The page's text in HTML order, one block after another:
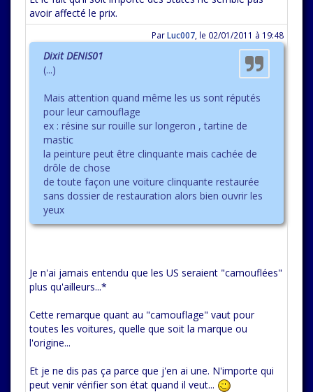
avoir affecté le prix.
ParLuc007 le 02/01/2011 à 19:48
Dixit DENIS01
(...)
Mais attention quand même les us sont réputés
pour leur camouflage
ex : résine sur rouille sur longeron , tartine de
mastic
la peinture peut être clinquante mais cachée de
drôle de chose
de toute façon une voiture clinquante restaurée
sans dossier de restauration alors bien ouvrir les
yeux
Je n'ai jamais entendu que les US seraient "camouflées"
plus qu'ailleurs...*
Cette remarque quant au "camouflage" vaut pour
toutes les voitures, quelle que soit la marque ou
l'origine...
Et je ne dis pas ça parce que j'en ai une. N'importe qui
peut venir vérifier son état quand il veut...